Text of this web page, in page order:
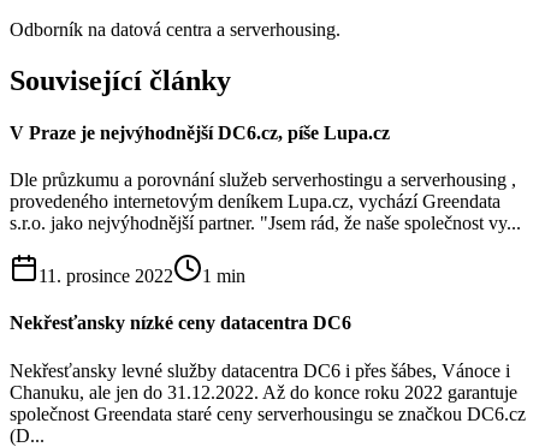
Odborník na datová centra a serverhousing.
Související články
V Praze je nejvýhodnější DC6.cz, píše Lupa.cz
Dle průzkumu a porovnání služeb serverhostingu a serverhousing ,
provedeného internetovým deníkem Lupa.cz, vychází Greendata
s.r.o. jako nejvýhodnější partner. "Jsem rád, že naše společnost vy...
11. prosince 2022 1 min
Nekřesťansky nízké ceny datacentra DC6
Nekřesťansky levné služby datacentra DC6 i přes šábes, Vánoce i
Chanuku, ale jen do 31.12.2022. Až do konce roku 2022 garantuje
společnost Greendata staré ceny serverhousingu se značkou DC6.cz
(D...